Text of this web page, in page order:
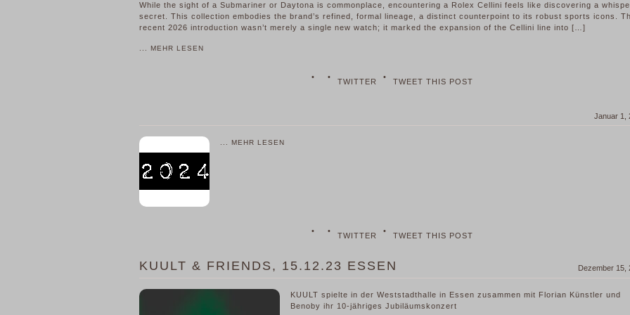
While the sight of a Submariner or Daytona is commonplace, encountering a Rolex Cellini feels like discovering a
secret. This collection embodies the brand’s refined, formal lineage, a distinct counterpoint to its robust sports icons.
recent 2026 introduction wasn’t merely a single new watch; it marked the expansion of the Cellini line into […]
... MEHR LESEN
• •
TWITTER
•
TWEET THIS POST
Januar 1,
... MEHR LESEN
• •
TWITTER
•
TWEET THIS POST
Dezember 15,
KUULT & FRIENDS, 15.12.23 ESSEN
KUULT spielte in der Weststadthalle in Essen zusammen mit Florian Künstler und
Benoby ihr 10-jähriges Jubiläumskonzert